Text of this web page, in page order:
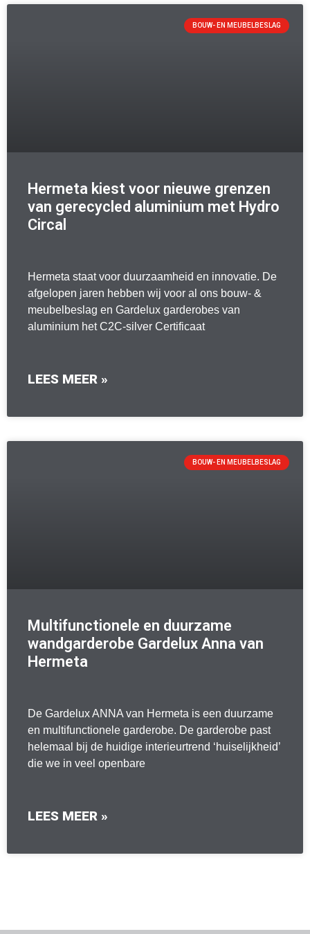
BOUW- EN MEUBELBESLAG
Hermeta kiest voor nieuwe grenzen
van gerecycled aluminium met Hydro
Circal
Hermeta staat voor duurzaamheid en innovatie. De
afgelopen jaren hebben wij voor al ons bouw- &
meubelbeslag en Gardelux garderobes van
aluminium het C2C-silver Certificaat
LEES MEER »
BOUW- EN MEUBELBESLAG
Multifunctionele en duurzame
wandgarderobe Gardelux Anna van
Hermeta
De Gardelux ANNA van Hermeta is een duurzame
en multifunctionele garderobe. De garderobe past
helemaal bij de huidige interieurtrend ‘huiselijkheid’
die we in veel openbare
LEES MEER »